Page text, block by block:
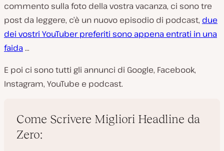
commento sulla foto della vostra vacanza, ci sono tre
post da leggere, c’è un nuovo episodio di podcast, due
dei vostri YouTuber preferiti sono appena entrati in una
faida…
E poi ci sono tutti gli annunci di Google, Facebook,
Instagram, YouTube e podcast.
Come Scrivere Migliori Headline da
Zero: